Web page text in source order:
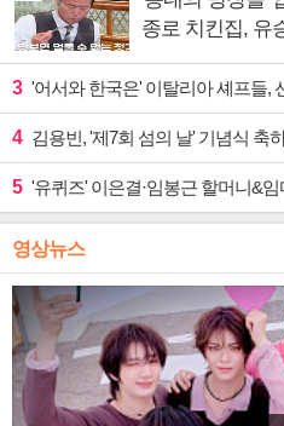
종로 치킨집, 유
3 '어서와 한국은' 이탈리아 셰프들,
4 김용빈, '제7회 섬의 날' 기념식 축
5 '유퀴즈' 이은결·임봉근 할머니&임다운
영상뉴스